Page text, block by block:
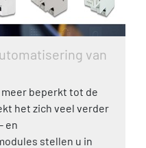
van
beperkt tot de
het zich veel verder
en
stellen u in